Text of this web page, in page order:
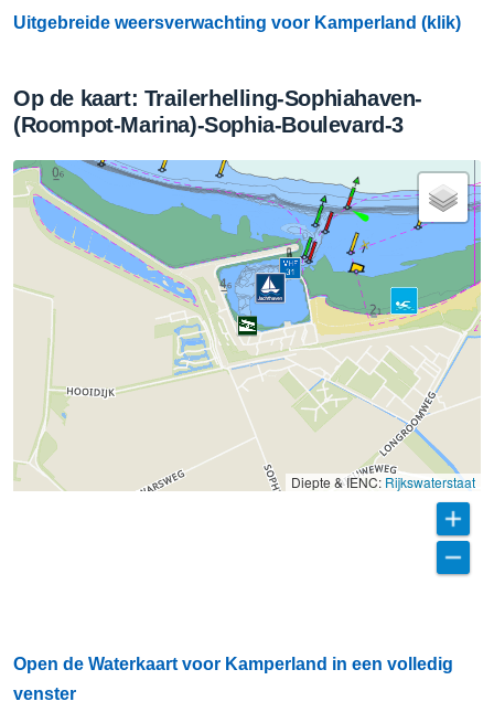
Uitgebreide weersverwachting voor Kamperland (klik)
Op de kaart: Trailerhelling-Sophiahaven-
(Roompot-Marina)-Sophia-Boulevard-3
Diepte & IENC: Rijkswaterstaat
Open de Waterkaart voor Kamperland in een volledig
venster